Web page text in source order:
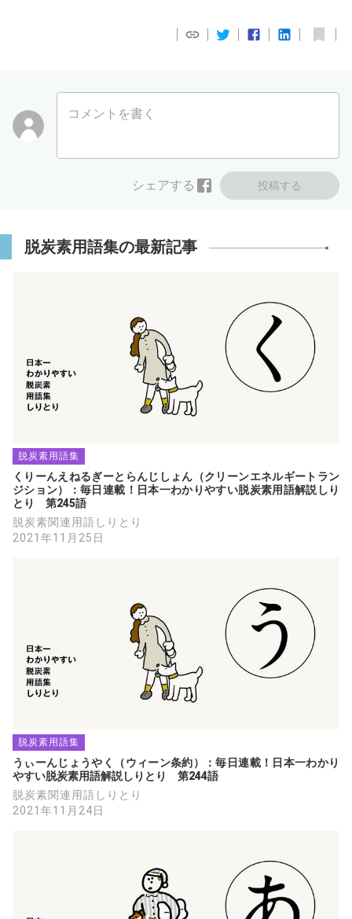
コメントを書く
投稿する
シェアする
脱炭素用語集の最新記事
脱炭素用語集
くりーんえねるぎーとらんじしょん（クリーンエネルギートラン
ジション）：毎日連載！日本一わかりやすい脱炭素用語解説しり
とり　第245語
脱炭素関連用語しりとり
2021年11月25日
脱炭素用語集
うぃーんじょうやく（ウィーン条約）：毎日連載！日本一わかり
やすい脱炭素用語解説しりとり　第244語
脱炭素関連用語しりとり
2021年11月24日